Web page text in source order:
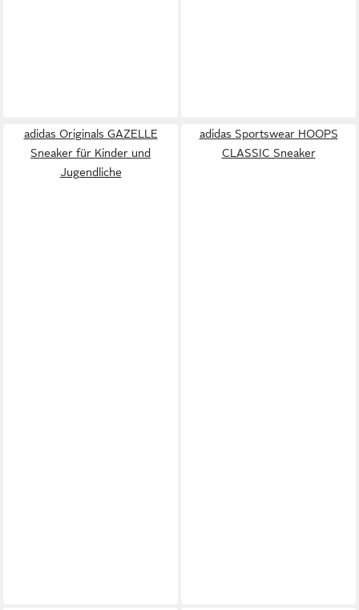
adidas Originals GAZELLE
Sneaker für Kinder und
Jugendliche
adidas Sportswear HOOPS
CLASSIC Sneaker